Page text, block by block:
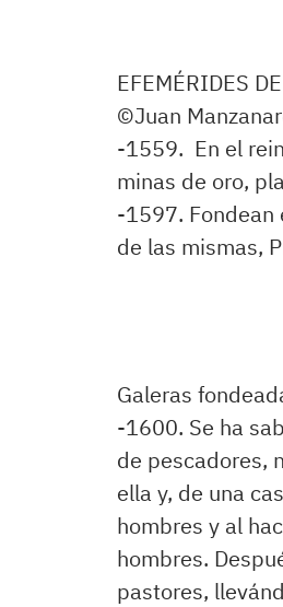
EFEMÉRIDES
©Juan
-1559. En el
minas de oro,
-1597. Fondean
de las mismas,
Galeras
-1600. Se ha
de pescadores,
ella y, de una
hombres y al
hombres.
pastores,